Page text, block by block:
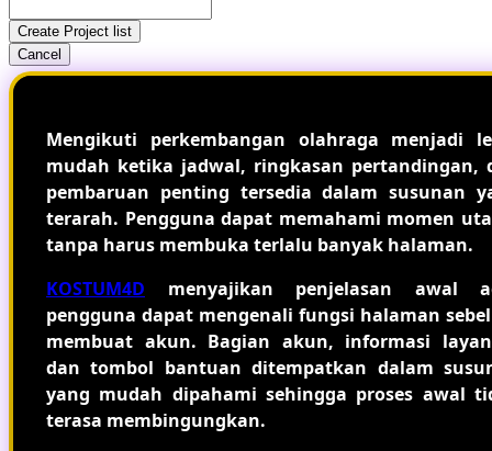
Create Project list
Cancel
Mengikuti perkembangan olahraga menjadi
mudah ketika jadwal, ringkasan pertandingan,
pembaruan penting tersedia dalam susunan
terarah. Pengguna dapat memahami momen
tanpa harus membuka terlalu banyak halaman.
KOSTUM4D menyajikan penjelasan awal
pengguna dapat mengenali fungsi halaman
membuat akun. Bagian akun, informasi
dan tombol bantuan ditempatkan dalam
yang mudah dipahami sehingga proses awal
terasa membingungkan.